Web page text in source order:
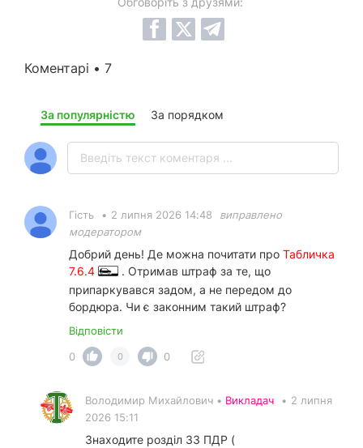
Коментарі • 7
За популярністю За порядком
Гість • 2 липня 2026 14:48
виправлено
модератором
Добрий день! Де можна почитати про Табличка
7.6.4
. Отримав штраф за те, що
припаркувався задом, а не передом до
бордюра. Чи є законним такий штраф?
Відповісти
0
0 0
Володимир Михайлович • Викладач • 2 липня
2026 15:11
Знаходите розділ 33 ПДР (